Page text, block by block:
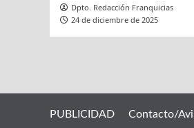
Dpto. Redacción Franquicias
24 de diciembre de 2025
PUBLICIDAD Contacto/